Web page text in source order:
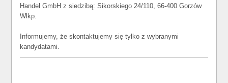
Handel GmbH z siedzibą: Sikorskiego 24/110, 66-400 Gorzów
Wlkp.
Informujemy, że skontaktujemy się tylko z wybranymi
kandydatami.